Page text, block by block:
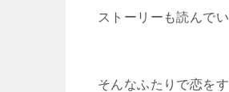
ストーリーも読んで
そんなふたりで恋を